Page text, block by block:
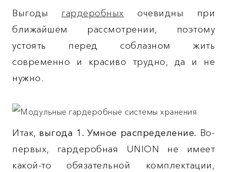
Выгоды гардеробных очевидны при
ближайшем рассмотрении, поэтому
устоять перед соблазном жить
современно и красиво трудно, да и не
нужно.
Итак, выгода 1. Умное распределение. Во-
первых, гардеробная UNION не имеет
какой-то обязательной комплектации,